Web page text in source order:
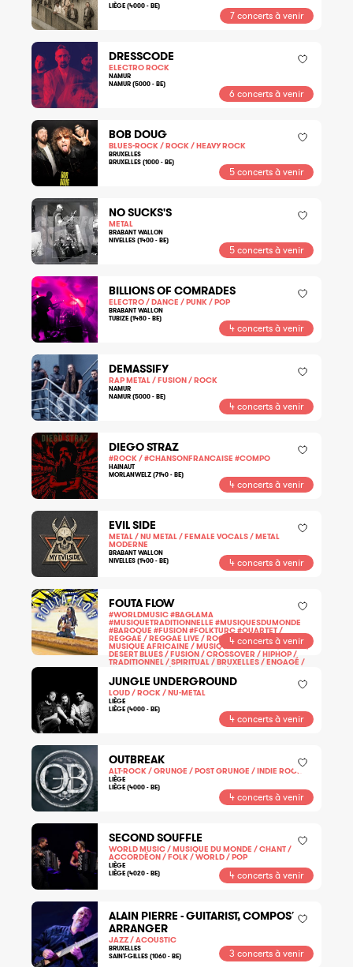
LIÈGE (4000 - BE)
7 concerts à venir
DRESSCODE
ELECTRO ROCK
NAMUR
NAMUR (5000 - BE)
6 concerts à venir
BOB DOUG
BLUES-ROCK / ROCK / HEAVY ROCK
BRUXELLES
BRUXELLES (1000 - BE)
5 concerts à venir
NO SUCKS'S
METAL
BRABANT WALLON
NIVELLES (1400 - BE)
5 concerts à venir
BILLIONS OF COMRADES
ELECTRO / DANCE / PUNK / POP
BRABANT WALLON
TUBIZE (1480 - BE)
4 concerts à venir
DEMASSIFY
RAP METAL / FUSION / ROCK
NAMUR
NAMUR (5000 - BE)
4 concerts à venir
DIEGO STRAZ
#ROCK / #CHANSONFRANCAISE #COMPO
HAINAUT
MORLANWELZ (7140 - BE)
4 concerts à venir
EVIL SIDE
METAL / NU METAL / FEMALE VOCALS / METAL
MODERNE
BRABANT WALLON
NIVELLES (1400 - BE)
4 concerts à venir
FOUTA FLOW
#WORLDMUSIC #BAGLAMA
#MUSIQUETRADITIONNELLE #MUSIQUESDUMONDE
#BAROQUE #FUSION #FOLKTURC #QUARTET /
REGGAE / REGGAE LIVE / ROOTS / WORLD MUSIC /
MUSIQUE AFRICAINE / MUSIQUE DU MONDE / AFRO /
DESERT BLUES / FUSION / CROSSOVER / HIPHOP /
TRADITIONNEL / SPIRITUAL / BRUXELLES / ENGAGÉ /
MULTICULTURE / MULTILINGUE / SKA
BRUXELLES
BRUXELLES (1000 - BE)
4 concerts à venir
JUNGLE UNDERGROUND
LOUD / ROCK / NU-METAL
LIÈGE
LIÈGE (4000 - BE)
4 concerts à venir
OUTBREAK
ALT-ROCK / GRUNGE / POST GRUNGE / INDIE ROCK
LIÈGE
LIÈGE (4000 - BE)
4 concerts à venir
SECOND SOUFFLE
WORLD MUSIC / MUSIQUE DU MONDE / CHANT /
ACCORDÉON / FOLK / WORLD / POP
LIÈGE
LIÈGE (4020 - BE)
4 concerts à venir
ALAIN PIERRE - GUITARIST, COMPOSER,
ARRANGER
JAZZ / ACOUSTIC
BRUXELLES
SAINT-GILLES (1060 - BE)
3 concerts à venir